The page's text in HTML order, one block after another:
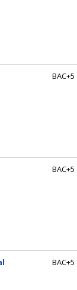
BAC+5
BAC+5
BAC+5